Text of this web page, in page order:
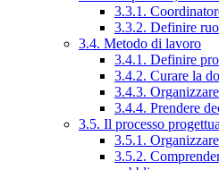
3.3.1.
3.3.2. Definire
3.4. Metodo di lavoro
3.4.1. Definire
3.4.2. Curare la
3.4.3.
3.4.4. Prendere
3.5. Il processo
3.5.1.
3.5.2.